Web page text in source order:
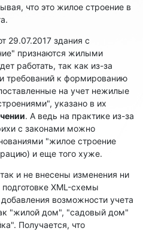
что это жилое строение в
29.07.2017 здания с
признаются жилыми
работать, так как из-за
требований к формированию
на учет нежилые
указано в их
. А ведь на практике из-за
с законами можно
"жилое строение
и еще того хуже.
и не внесены изменения ни
XML-схемы
возможности учета
"жилой дом", "садовый дом"
Получается, что